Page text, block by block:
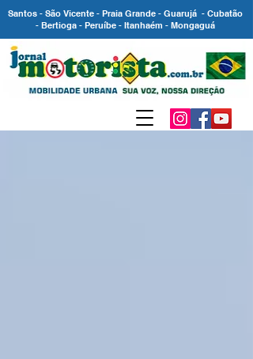
Santos - São Vicente - Praia Grande - Guarujá - Cubatão
- Bertioga - Peruíbe - Itanhaém - Mongaguá